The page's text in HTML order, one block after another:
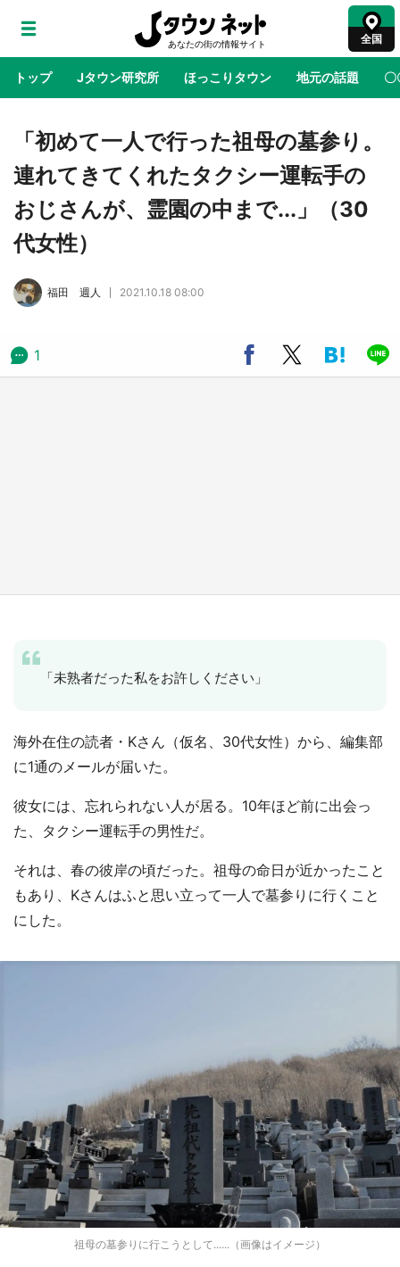
全国
トップ Jタウン研究所 ほっこりタウン 地元の話題 〇
地域×二次元 絶景 あの時はありがとう 物語がはじ
ラプラス・ダークネスが栃木県を征服！？ 県
公式プロモ動画で「聖地」が生産されてます
む 六本木ヒルズ展望台でコラボ、本邦初公開
日向翔陽＆影山飛雄が笹かまを食べる！ アニ
メ『ハイキュー！！』×老舗「鐘崎」コラボで
「初めて一人で行った祖母の墓参り。
連れてきてくれたタクシー運転手の
おじさんが、霊園の中まで...」（30
代女性）
福田 週人 2021.10.18 08:00
1
「未熟者だった私をお許しください」
海外在住の読者・Kさん（仮名、30代女性）から、編集部
に1通のメールが届いた。
彼女には、忘れられない人が居る。10年ほど前に出会っ
た、タクシー運転手の男性だ。
それは、春の彼岸の頃だった。祖母の命日が近かったこと
もあり、Kさんはふと思い立って一人で墓参りに行くこと
にした。
祖母の墓参りに行こうとして......（画像はイメージ）